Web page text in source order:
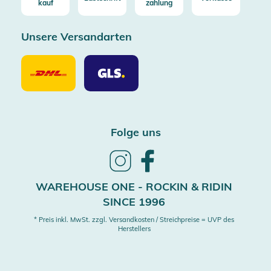
kauf
zahlung
Unsere Versandarten
Unsere
Versandarten
DHL
Unsere
Versandarten
GLS
Folge uns
Follow
InstagramFacebook
WAREHOUSE ONE - ROCKIN & RIDIN
SINCE 1996
* Preis inkl. MwSt. zzgl. Versandkosten / Streichpreise = UVP des
Herstellers